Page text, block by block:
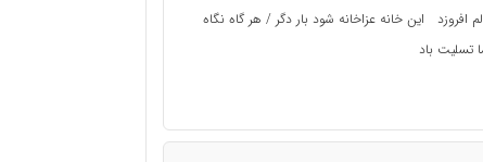
این خانه عزاخانه شود بار دگر / هر گاه نگاه
باد